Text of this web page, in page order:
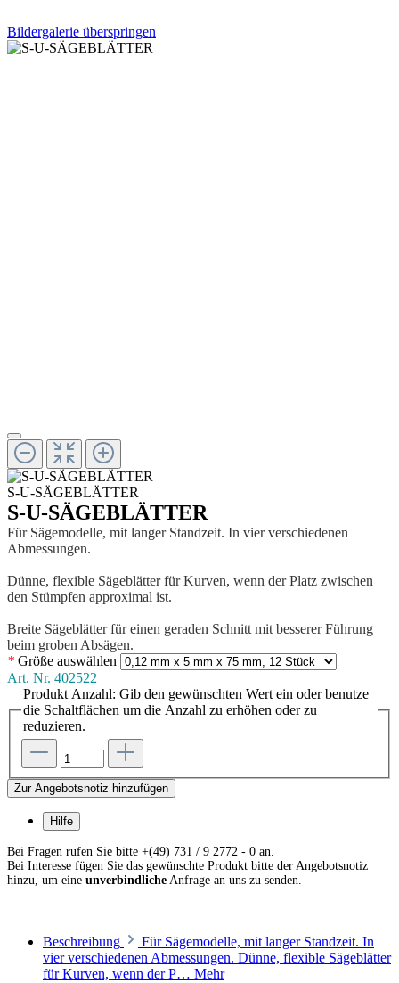
Bildergalerie überspringen
S-U-SÄGEBLÄTTER
S-U-SÄGEBLÄTTER
Für Sägemodelle, mit langer Standzeit. In vier verschiedenen
Abmessungen.
Dünne, flexible Sägeblätter für Kurven, wenn der Platz zwischen
den Stümpfen approximal ist.
Breite Sägeblätter für einen geraden Schnitt mit besserer Führung
beim groben Absägen.
* Größe auswählen
Art. Nr. 402522
Produkt Anzahl: Gib den gewünschten Wert ein oder benutze
die Schaltflächen um die Anzahl zu erhöhen oder zu
reduzieren.
Zur Angebotsnotiz hinzufügen
Hilfe
Bei Fragen rufen Sie bitte +(49) 731 / 9 2772 - 0 an.
Bei Interesse fügen Sie das gewünschte Produkt bitte der Angebotsnotiz
hinzu, um eine unverbindliche Anfrage an uns zu senden.
Beschreibung
Für Sägemodelle, mit langer Standzeit. In
vier verschiedenen Abmessungen. Dünne, flexible Sägeblätter
für Kurven, wenn der P… Mehr